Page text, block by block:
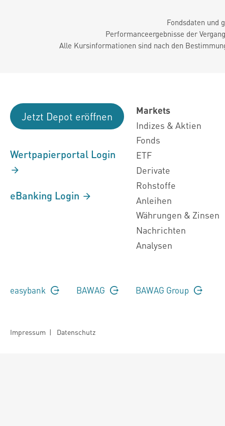
Fondsdaten und
Performanceergebnisse der
Alle Kursinformationen sind nach den
Jetzt Depot eröffnen
Wertpapierportal Login
eBanking Login
Markets
Indizes & Aktien
Fonds
ETF
Derivate
Rohstoffe
Anleihen
Währungen & Zinsen
Nachrichten
Analysen
easybank BAWAG BAWAG Group
Impressum | Datenschutz